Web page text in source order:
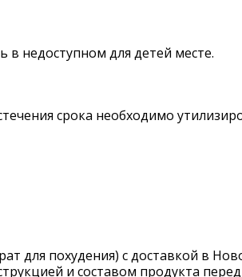
в недоступном для детей месте.
срока необходимо
для похудения) с доставкой в
и составом продукта